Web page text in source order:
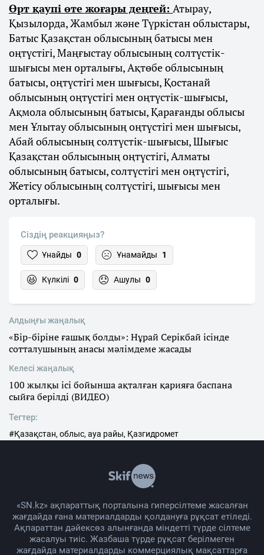
Өрт қаупі өте жоғары деңгей: Атырау,
Қызылорда, Жамбыл және Түркістан облыстары,
Батыс Қазақстан облысының батысы мен
оңтүстігі, Маңғыстау облысының солтүстік-
шығысы мен орталығы, Ақтөбе облысының
батысы, оңтүстігі мен шығысы, Қостанай
облысының оңтүстігі мен оңтүстік-шығысы,
Ақмола облысының батысы, Қарағанды облысы
мен Ұлытау облысының оңтүстігі мен шығысы,
Абай облысының солтүстік-шығысы, Шығыс
Қазақстан облысының оңтүстігі, Алматы
облысының батысы, солтүстігі мен оңтүстігі,
Жетісу облысының солтүстігі, шығысы мен
орталығы.
Сіздің реакцияңыз?
Ұнайды 0 Ұнамайды 1
Күлкілі 0 Ашулы 0
Алдыңғы жаңалық
«Бір-біріне ғашық болды»: Нұрай Серікбай ісінде
сотталушының анасы мәлімдеме жасады
Келесі жаңалық
100 жылқы ісі бойынша ақталған қарияға баспана
сыйға берілді (ВИДЕО)
Тегтер:
#Қазақстан, облыс, ауа райы, Қазгидромет
«SN.kz» ақпараттық порталына гиперсілтеме жасалған
жағдайда ғана материалдарды қолдануға рұқсат етіледі.
Ақпараттан дәйексөз алынғанда міндетті түрде сілтеме
жасалуы тиіс. Жазбаша түрде рұқсат берілмеген
жағдайда материалдарды коммерциялық мақсаттарға